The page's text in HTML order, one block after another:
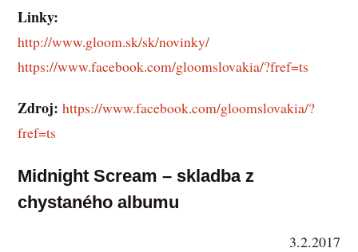
Linky:
http://www.gloom.sk/sk/novinky/
https://www.facebook.com/gloomslovakia/?fref=ts
Zdroj: https://www.facebook.com/gloomslovakia/?
fref=ts
Midnight Scream – skladba z
chystaného albumu
3.2.2017